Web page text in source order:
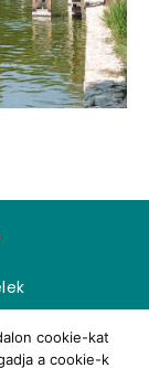
cookie-kat
a cookie-k